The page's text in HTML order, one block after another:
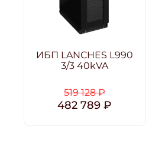
ИБП LANCHES L990
3/3 40kVA
519 128 ₽
482 789 ₽